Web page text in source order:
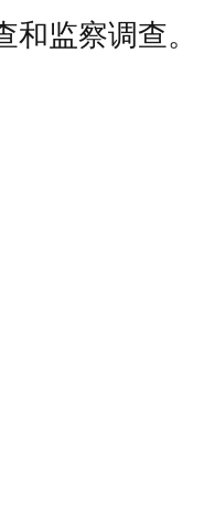
和监察调查。